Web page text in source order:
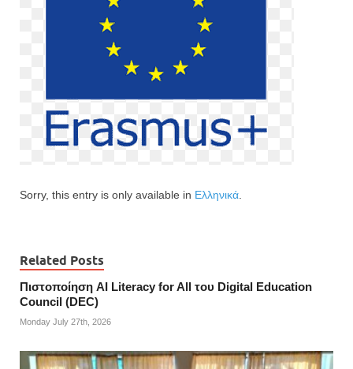
Sorry, this entry is only available in Ελληνικά
Related Posts
Πιστοποίηση AI Literacy for All του Digital Education
Council (DEC)
Monday July 27th, 2026